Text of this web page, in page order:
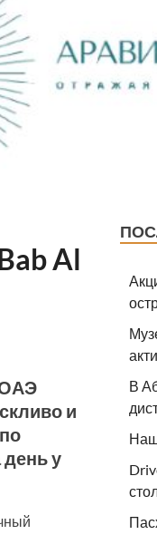
Al
ОАЭ
и
у
В